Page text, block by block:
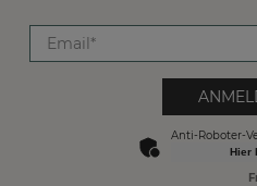
Anti-Roboter-
Hier